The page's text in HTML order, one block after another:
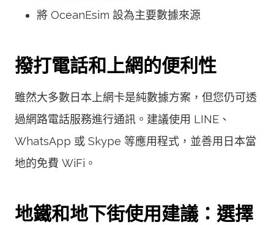
將 OceanEsim 設為主要數據來源
撥打電話和上網的便利性
雖然大多數日本上網卡是純數據方案，但您仍可透
過網路電話服務進行通訊。建議使用 LINE、
WhatsApp 或 Skype 等應用程式，並善用日本當
地的免費 WiFi。
地鐵和地下街使用建議：選擇